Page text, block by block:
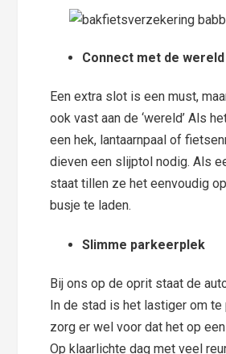
Connect met de wereld
Een extra slot is een must,
ook vast aan de ‘wereld’ Als
een hek, lantaarnpaal of
dieven een slijptol nodig. Als
staat tillen ze het eenvoudig
busje te laden.
Slimme parkeerplek
Bij ons op de oprit staat de
In de stad is het lastiger om te
zorg er wel voor dat het op
Op klaarlichte dag met veel